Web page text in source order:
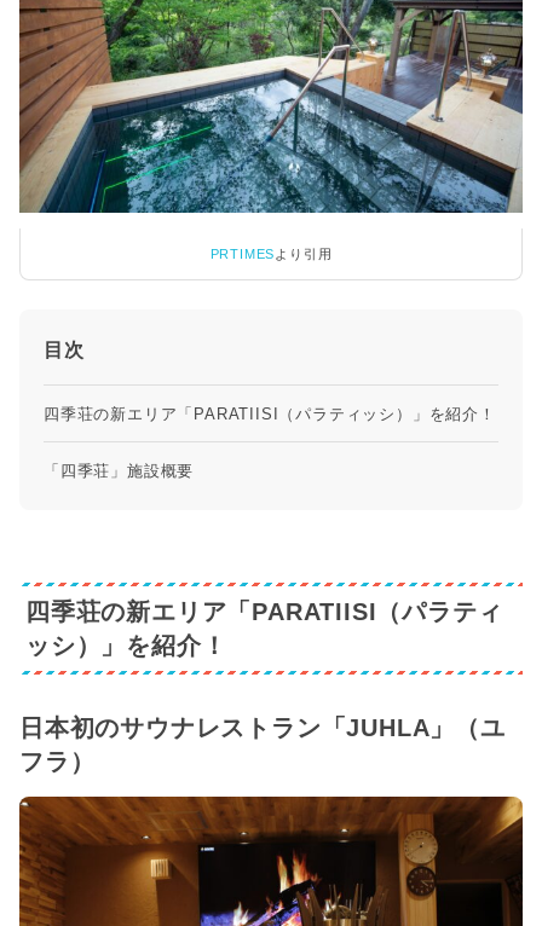
PRTIMES より引用
目次
四季荘の新エリア「PARATIISI（パラティッシ）」を紹介！
「四季荘」施設概要
四季荘の新エリア「PARATIISI（パラティ
ッシ）」を紹介！
日本初のサウナレストラン「JUHLA」（ユ
フラ）